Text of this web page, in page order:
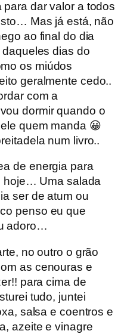
dar valor a todos
Mas já está, não
ao final do dia
dias do
os miúdos
geralmente cedo..
com a
dormir quando o
quem manda 😀
num livro..
de energia para
hoje… Uma salada
ser de atum ou
penso eu que
adoro…
no outro o grão
as cenouras e
para cima de
tudo, juntei
salsa e coentros e
azeite e vinagre